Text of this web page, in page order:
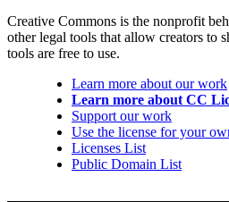
Creative Commons is the nonprofit
other legal tools that allow creators to
tools are free to use.
Learn more about our work
Learn more about CC
Support our work
Use the license for your
Licenses List
Public Domain List